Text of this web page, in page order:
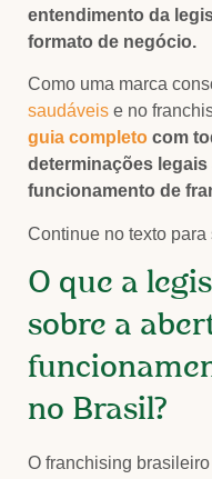
entendimento da
formato de negócio.
Como uma marca
saudáveis e no
guia completo com
determinações
funcionamento de
Continue no texto para
O que a
sobre a
no Brasil?
O franchising